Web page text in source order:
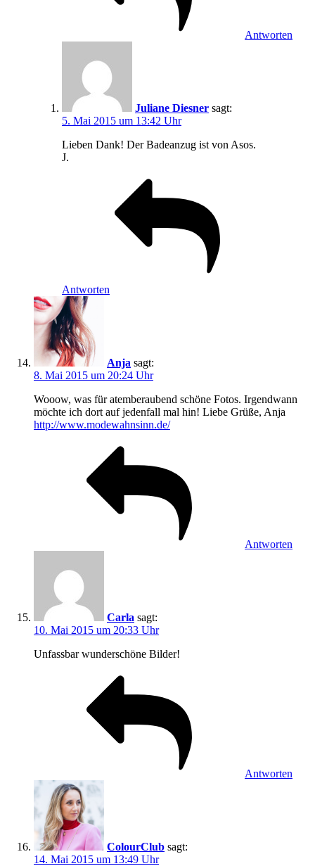
Antworten
Juliane Diesner sagt:
5. Mai 2015 um 13:42 Uhr
Lieben Dank! Der Badeanzug ist von Asos.
J.
Antworten
Anja sagt:
8. Mai 2015 um 20:24 Uhr
Wooow, was für atemberaubend schöne Fotos. Irgendwann
möchte ich dort auf jedenfall mal hin! Liebe Grüße, Anja
http://www.modewahnsinn.de/
Antworten
Carla sagt:
10. Mai 2015 um 20:33 Uhr
Unfassbar wunderschöne Bilder!
Antworten
ColourClub sagt:
14. Mai 2015 um 13:49 Uhr